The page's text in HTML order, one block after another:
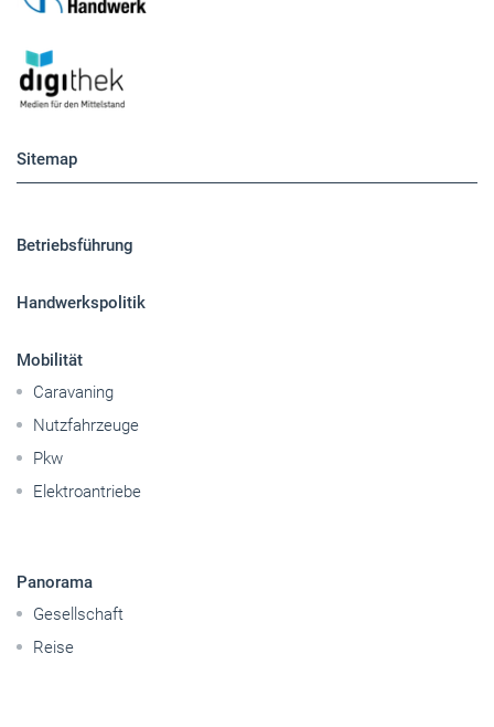
Sitemap
Betriebsführung
Handwerkspolitik
Mobilität
Caravaning
Nutzfahrzeuge
Pkw
Elektroantriebe
Panorama
Gesellschaft
Reise